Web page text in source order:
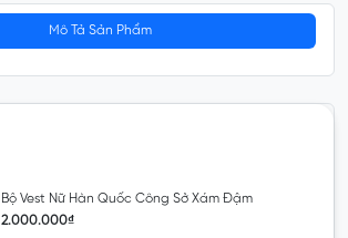
Mô Tả Sản Phẩm
Bộ Vest Nữ Hàn Quốc Công Sở Xám Đậm
2.000.000₫